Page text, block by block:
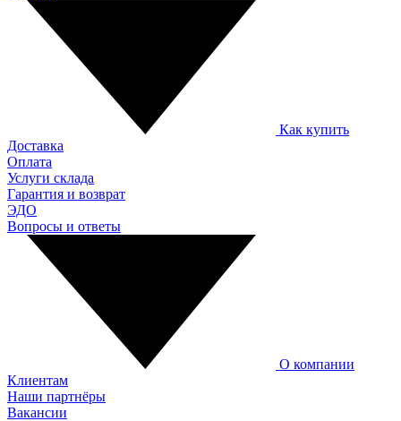
Как купить
Доставка
Оплата
Услуги склада
Гарантия и возврат
ЭДО
Вопросы и ответы
О компании
Клиентам
Наши партнёры
Вакансии